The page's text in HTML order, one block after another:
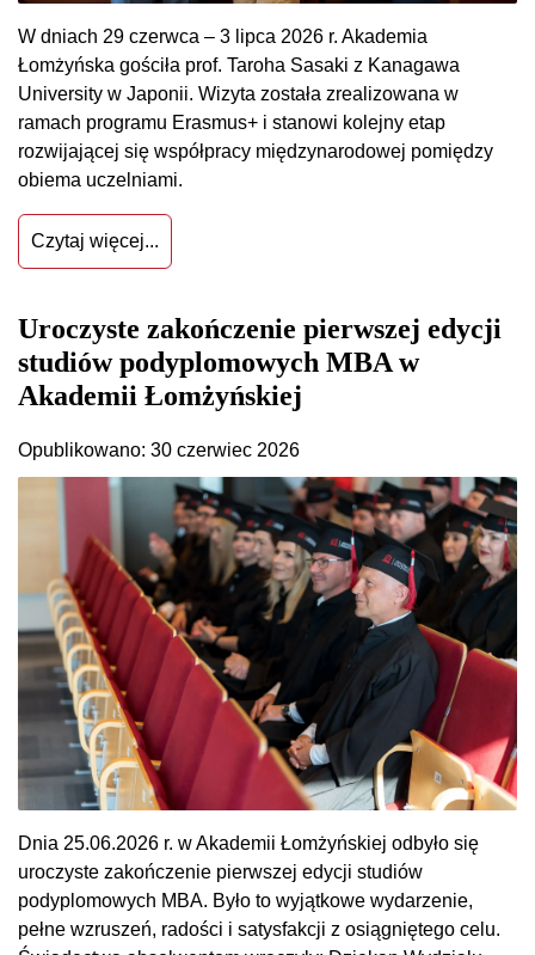
W dniach 29 czerwca – 3 lipca 2026 r. Akademia
Łomżyńska gościła prof. Taroha Sasaki z Kanagawa
University w Japonii. Wizyta została zrealizowana w
ramach programu Erasmus+ i stanowi kolejny etap
rozwijającej się współpracy międzynarodowej pomiędzy
obiema uczelniami.
Czytaj więcej...
Uroczyste zakończenie pierwszej edycji
studiów podyplomowych MBA w
Akademii Łomżyńskiej
Opublikowano: 30 czerwiec 2026
Dnia 25.06.2026 r. w Akademii Łomżyńskiej odbyło się
uroczyste zakończenie pierwszej edycji studiów
podyplomowych MBA. Było to wyjątkowe wydarzenie,
pełne wzruszeń, radości i satysfakcji z osiągniętego celu.